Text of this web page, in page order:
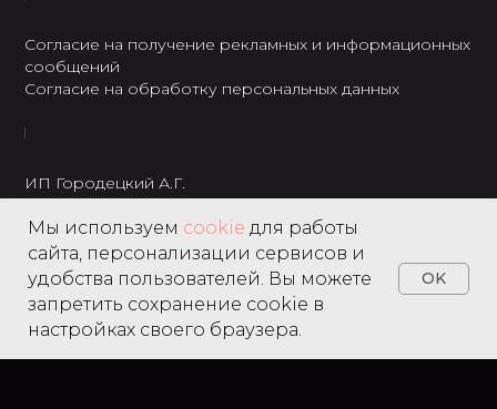
Home Catalog Search
Согласие на получение рекламных и информационных
сообщений
Согласие на обработку персональных данных
ИП Городецкий А.Г.
ИНН: 237301234120
8 495 122 22 49
Мы используем cookie для работы
сайта, персонализации сервисов и
удобства пользователей. Вы можете
запретить сохранение cookie в
настройках своего браузера.
OK